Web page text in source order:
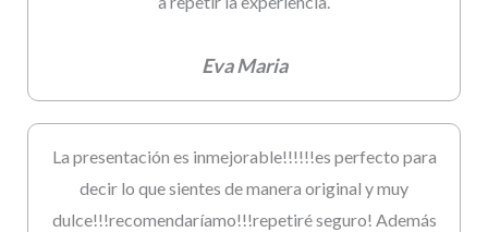
Eva Maria
La presentación es inmejorable!!!!!!es perfecto para
decir lo que sientes de manera original y muy
dulce!!!recomendaríamo!!!repetiré seguro! Además